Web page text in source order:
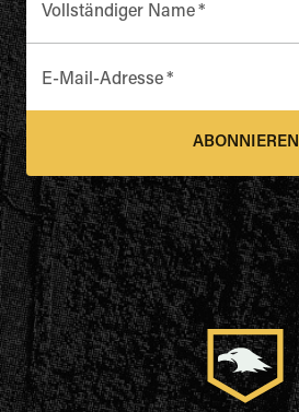
Vollständiger Name*
E-Mail-Adresse*
ABONNIEREN